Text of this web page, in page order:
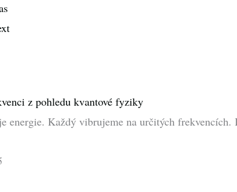
z pohledu kvantové fyziky
energie. Každý vibrujeme na určitých